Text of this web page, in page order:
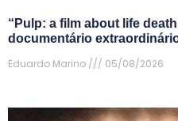
“Pulp: a film about life
documentário
Eduardo Marino
05/08/2026